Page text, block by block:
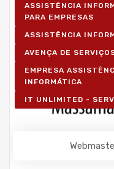
ASSISTÊNCIA
PARA EMPRESAS
ASSISTÊNCIA
AVENÇA DE
EMPRESA
INFORMÁTICA
IT UNLIMITED -